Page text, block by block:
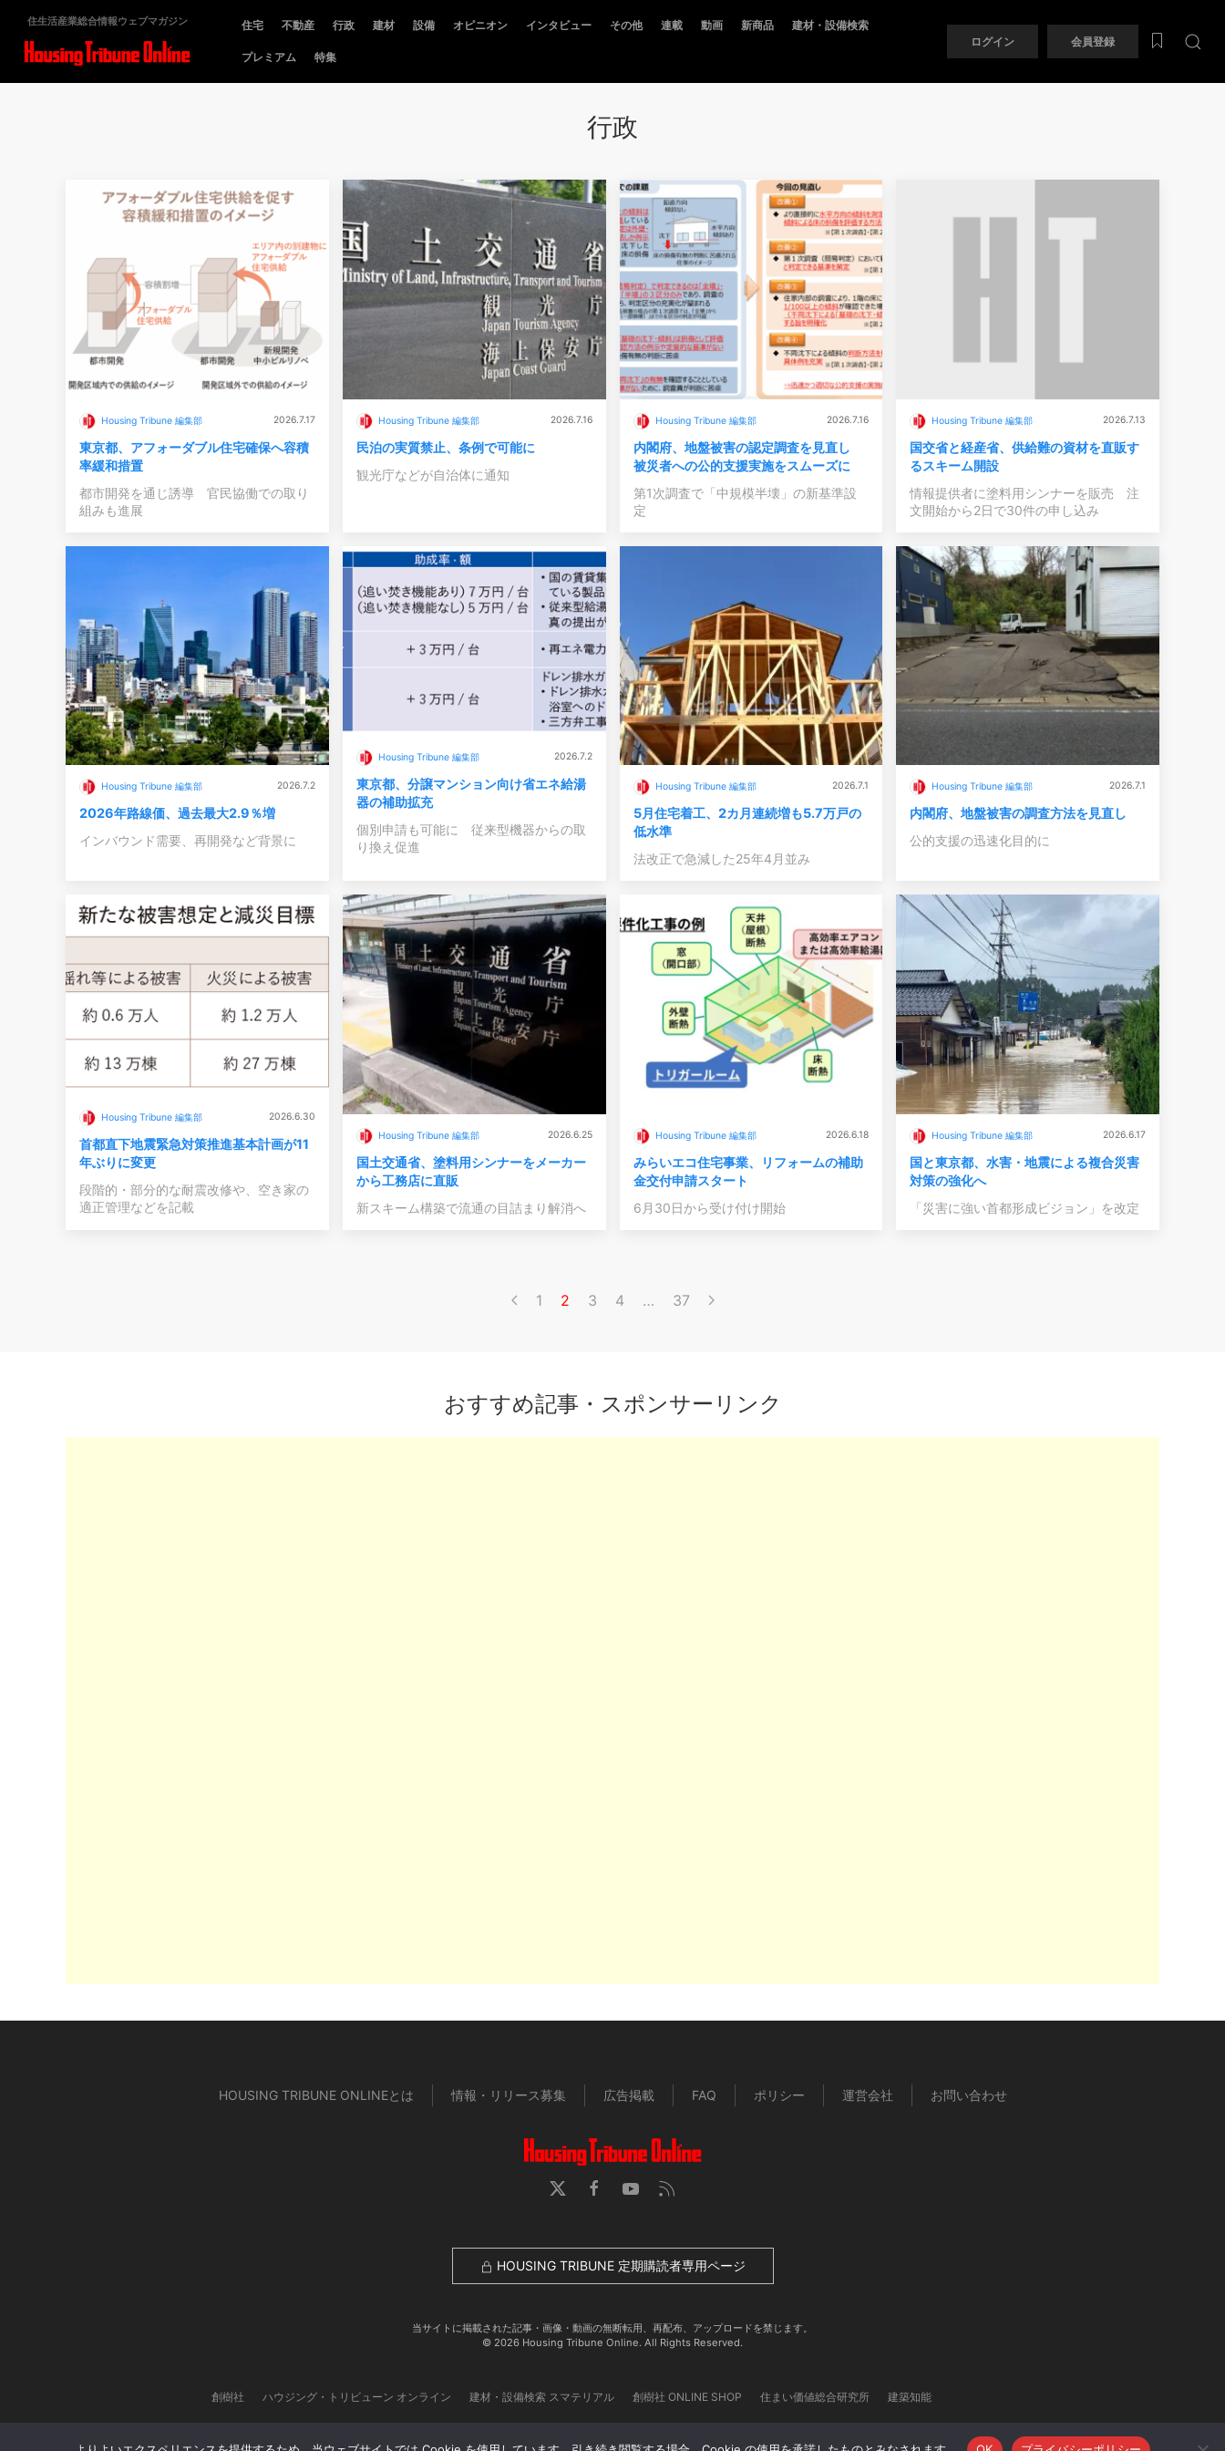
住生活産業総合情報ウェブマガジン 住宅 不動産 行政 建材 設備 オピニオン インタビュー その他 連載 動画 新商品 建材・設備検索
プレミアム 特集
ログイン 会員登録
行政
Housing Tribune 編集部 2026.7.17
東京都、アフォーダブル住宅確保へ容積
率緩和措置
都市開発を通じ誘導 官民協働での取り
組みも進展
Housing Tribune 編集部 2026.7.16
民泊の実質禁止、条例で可能に
観光庁などが自治体に通知
Housing Tribune 編集部 2026.7.16
内閣府、地盤被害の認定調査を見直し
被災者への公的支援実施をスムーズに
第1次調査で「中規模半壊」の新基準設
定
Housing Tribune 編集部 2026.7.13
国交省と経産省、供給難の資材を直販す
るスキーム開設
情報提供者に塗料用シンナーを販売 注
文開始から2日で30件の申し込み
Housing Tribune 編集部 2026.7.2
2026年路線価、過去最大2.9％増
インバウンド需要、再開発など背景に
Housing Tribune 編集部 2026.7.2
東京都、分譲マンション向け省エネ給湯
器の補助拡充
個別申請も可能に 従来型機器からの取
り換え促進
Housing Tribune 編集部 2026.7.1
5月住宅着工、2カ月連続増も5.7万戸の
低水準
法改正で急減した25年4月並み
Housing Tribune 編集部 2026.7.1
内閣府、地盤被害の調査方法を見直し
公的支援の迅速化目的に
Housing Tribune 編集部 2026.6.30
首都直下地震緊急対策推進基本計画が11
年ぶりに変更
段階的・部分的な耐震改修や、空き家の
適正管理などを記載
Housing Tribune 編集部 2026.6.25
国土交通省、塗料用シンナーをメーカー
から工務店に直販
新スキーム構築で流通の目詰まり解消へ
Housing Tribune 編集部 2026.6.18
みらいエコ住宅事業、リフォームの補助
金交付申請スタート
6月30日から受け付け開始
Housing Tribune 編集部 2026.6.17
国と東京都、水害・地震による複合災害
対策の強化へ
「災害に強い首都形成ビジョン」を改定
1 2 3 4 … 37
おすすめ記事・スポンサーリンク
HOUSING TRIBUNE ONLINEとは 情報・リリース募集 広告掲載 FAQ ポリシー 運営会社 お問い合わせ
HOUSING TRIBUNE 定期購読者専用ページ
当サイトに掲載された記事・画像・動画の無断転用、再配布、アップロードを禁じます。
© 2026 Housing Tribune Online. All Rights Reserved.
創樹社 ハウジング・トリビューン オンライン 建材・設備検索 スマテリアル 創樹社 ONLINE SHOP 住まい価値総合研究所 建築知能